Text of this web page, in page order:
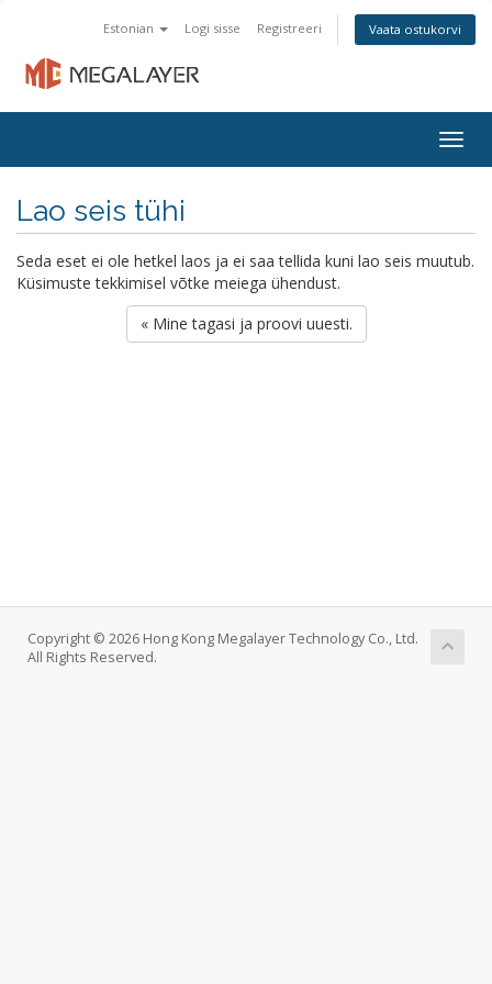
Estonian Logi sisse Registreeri Vaata ostukorvi
Lao seis tühi
Seda eset ei ole hetkel laos ja ei saa tellida kuni lao seis muutub.
Küsimuste tekkimisel võtke meiega ühendust.
« Mine tagasi ja proovi uuesti.
Copyright © 2026 Hong Kong Megalayer Technology Co., Ltd.
All Rights Reserved.